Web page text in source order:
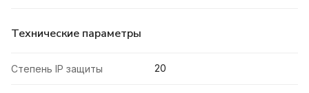
Технические параметры
Степень IP защиты 20